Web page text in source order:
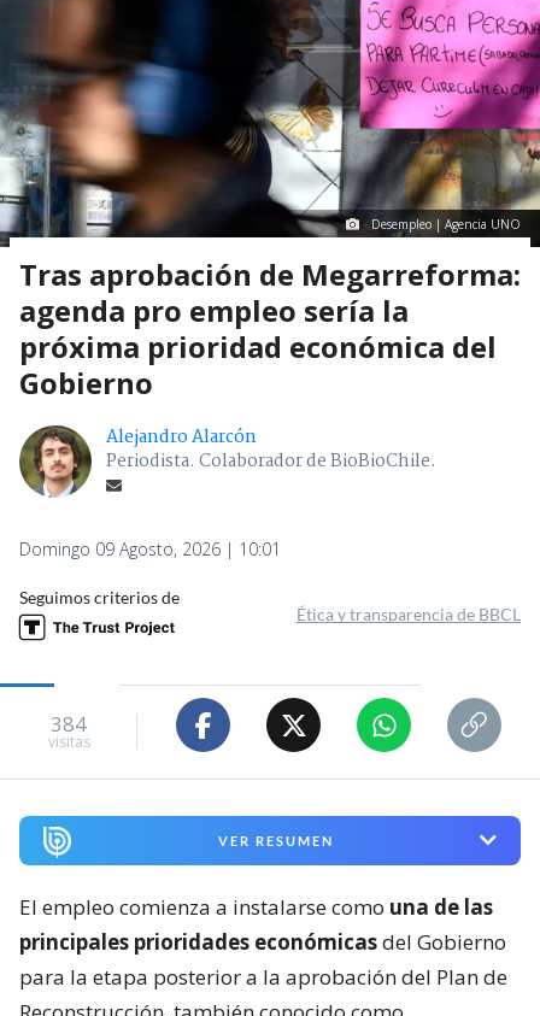
Desempleo | Agencia UNO
Tras aprobación de Megarreforma:
agenda pro empleo sería la
próxima prioridad económica del
Gobierno
Alejandro Alarcón
Periodista. Colaborador de BioBioChile.
Domingo 09 Agosto, 2026 | 10:01
Seguimos criterios de
Ética y transparencia de BBCL
384
visitas
VER RESUMEN
El empleo comienza a instalarse como una de las
principales prioridades económicasdel Gobierno
para la etapa posterior a la aprobación del Plan de